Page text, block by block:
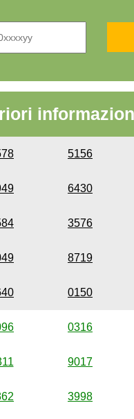
5156
6430
3576
8719
0150
0316
9017
3998